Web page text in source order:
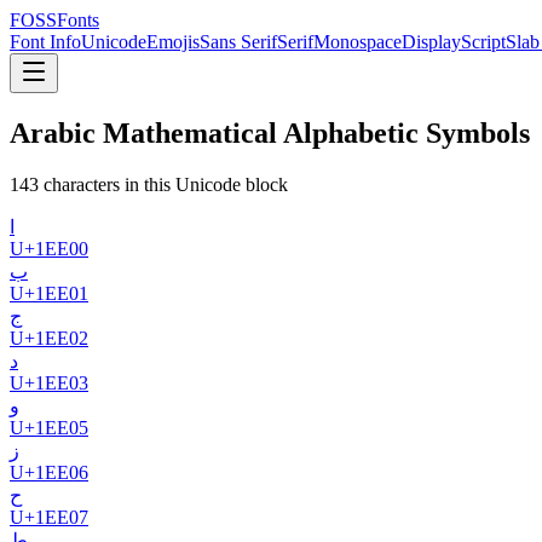
FOSSFonts
Font InfoUnicodeEmojisSans SerifSerifMonospaceDisplayScript
Arabic Mathematical Alphabetic Symbols
143 characters in this Unicode block
U+1EE00
𞸁
U+1EE01
𞸂
U+1EE02
𞸃
U+1EE03
𞸅
U+1EE05
𞸆
U+1EE06
𞸇
U+1EE07